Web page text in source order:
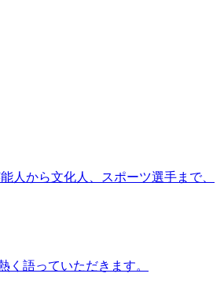
人から文化人、スポーツ選手まで、
語っていただきます。